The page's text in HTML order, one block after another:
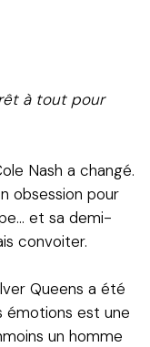
à tout pour
Nash a changé.
obsession pour
et sa demi-
convoiter.
Queens a été
émotions est une
un homme